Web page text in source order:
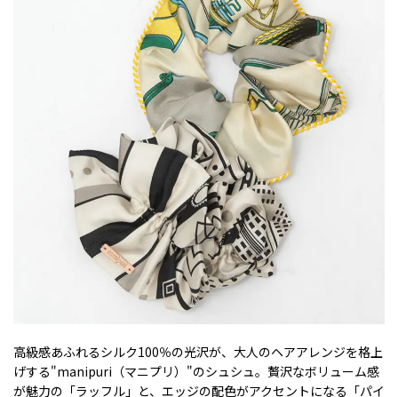
高級感あふれるシルク100％の光沢が、大人のヘアアレンジを格上
げする"manipuri（マニプリ）"のシュシュ。贅沢なボリューム感
が魅力の「ラッフル」と、エッジの配色がアクセントになる「パイ